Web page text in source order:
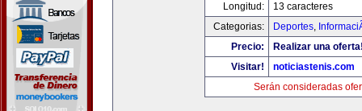
Longitud:
13 caracteres
Categorias:
Deportes,
Precio:
Realizar una
Visitar!
noticiastenis.com
Serán consideradas